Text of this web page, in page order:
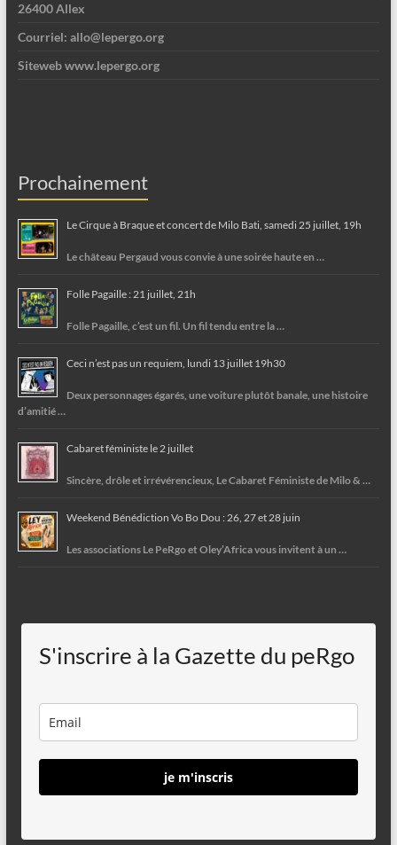
26400 Allex
Courriel: allo@lepergo.org
Siteweb www.lepergo.org
Prochainement
Le Cirque à Braque et concert de Milo Bati, samedi 25 juillet, 19h
Le château Pergaud vous convie à une soirée haute en …
Folle Pagaille : 21 juillet, 21h
Folle Pagaille, c’est un fil. Un fil tendu entre la …
Ceci n’est pas un requiem, lundi 13 juillet 19h30
Deux personnages égarés, une voiture plutôt banale, une histoire
d’amitié …
Cabaret féministe le 2 juillet
Sincère, drôle et irrévérencieux, Le Cabaret Féministe de Milo & …
Weekend Bénédiction Vo Bo Dou : 26, 27 et 28 juin
Les associations Le PeRgo et Oley’Africa vous invitent à un …
S'inscrire à la Gazette du peRgo
je m'inscris